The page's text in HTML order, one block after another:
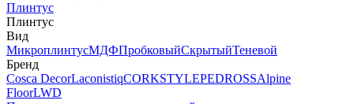
Плинтус
Плинтус
Вид
МикроплинтусМДФПробковыйСкрытыйТеневой
Бренд
Cosca DecorLaconistiqCORKSTYLEPEDROSSAlpine
FloorLWD